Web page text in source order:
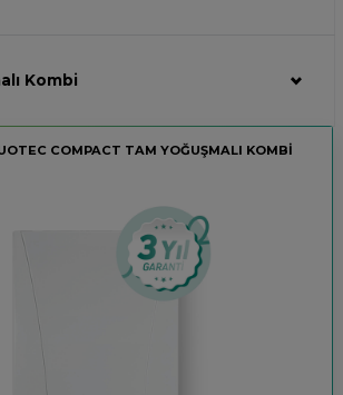
Kombi
COMPACT TAM YOĞUŞMALI KOMBİ